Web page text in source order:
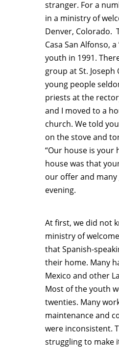
stranger. For a
in a ministry of
Denver, Colorado.
Casa San Alfonso,
youth in 1991.
group at St.
young people
priests at the
and I moved to a
church. We told
on the stove and
“Our house is your
house was that
our offer and
evening.
At first, we did not
ministry of
that Spanish-
their home. Many
Mexico and other
Most of the youth
twenties. Many
maintenance and
were inconsistent.
struggling to make